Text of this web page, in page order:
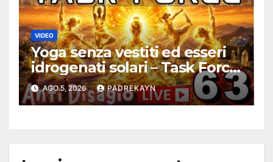
VIDEO
Yoga senza vestiti ed esseri
idrogenati solari – Task Force
Antidisagio 63
AGO 5, 2026 PADREKAYN